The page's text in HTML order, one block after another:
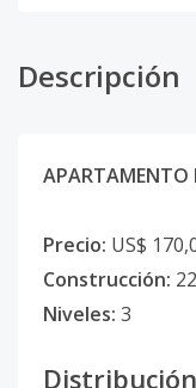
Descripción
APARTAMENTO
Precio: US$
Construcción:
Niveles: 3